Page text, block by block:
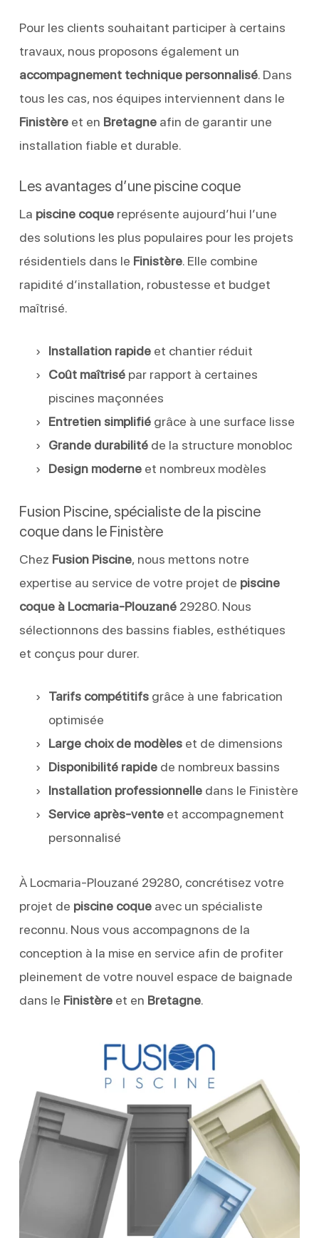
Pour les clients souhaitant participer à certains
travaux, nous proposons également un
accompagnement technique personnalisé. Dans
tous les cas, nos équipes interviennent dans le
Finistèreet en Bretagneafin de garantir une
installation fiable et durable.
Les avantages d’une piscine coque
La piscine coquereprésente aujourd’hui l’une
des solutions les plus populaires pour les projets
résidentiels dans le Finistère. Elle combine
rapidité d’installation, robustesse et budget
maîtrisé.
Installation rapideet chantier réduit
Coût maîtrisépar rapport à certaines
piscines maçonnées
Entretien simplifiégrâce à une surface lisse
Grande durabilitéde la structure monobloc
Design moderneet nombreux modèles
Fusion Piscine, spécialiste de la piscine
coque dans le Finistère
Chez Fusion Piscine, nous mettons notre
expertise au service de votre projet de piscine
coque à Locmaria-Plouzané29280. Nous
sélectionnons des bassins fiables, esthétiques
et conçus pour durer.
Tarifs compétitifsgrâce à une fabrication
optimisée
Large choix de modèleset de dimensions
Disponibilité rapidede nombreux bassins
Installation professionnelledans le Finistère
Service après-venteet accompagnement
personnalisé
À Locmaria-Plouzané 29280, concrétisez votre
projet de piscine coqueavec un spécialiste
reconnu. Nous vous accompagnons de la
conception à la mise en service afin de profiter
pleinement de votre nouvel espace de baignade
dans le Finistèreet en Bretagne.